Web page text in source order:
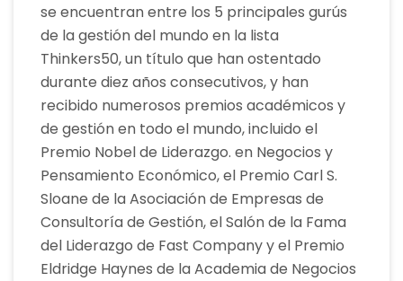
se encuentran entre los 5 principales gurús
de la gestión del mundo en la lista
Thinkers50, un título que han ostentado
durante diez años consecutivos, y han
recibido numerosos premios académicos y
de gestión en todo el mundo, incluido el
Premio Nobel de Liderazgo. en Negocios y
Pensamiento Económico, el Premio Carl S.
Sloane de la Asociación de Empresas de
Consultoría de Gestión, el Salón de la Fama
del Liderazgo de Fast Company y el Premio
Eldridge Haynes de la Academia de Negocios